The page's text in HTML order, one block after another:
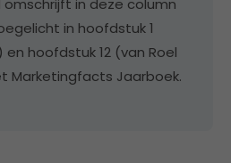
omschrijft in deze column
in hoofdstuk 1
en hoofdstuk 12 (van Roel
Marketingfacts Jaarboek.